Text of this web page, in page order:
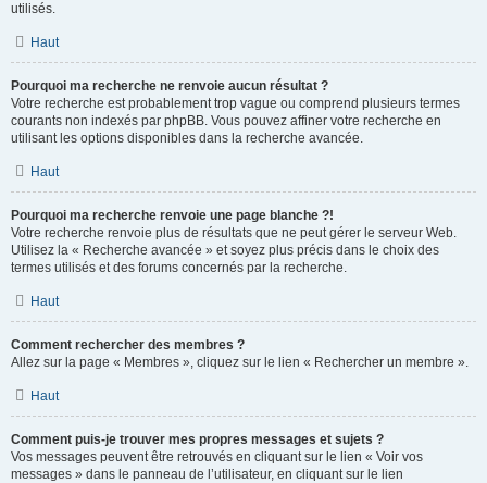
utilisés.
Haut
Pourquoi ma recherche ne renvoie aucun résultat ?
Votre recherche est probablement trop vague ou comprend plusieurs termes
courants non indexés par phpBB. Vous pouvez affiner votre recherche en
utilisant les options disponibles dans la recherche avancée.
Haut
Pourquoi ma recherche renvoie une page blanche ?!
Votre recherche renvoie plus de résultats que ne peut gérer le serveur Web.
Utilisez la « Recherche avancée » et soyez plus précis dans le choix des
termes utilisés et des forums concernés par la recherche.
Haut
Comment rechercher des membres ?
Allez sur la page « Membres », cliquez sur le lien « Rechercher un membre ».
Haut
Comment puis-je trouver mes propres messages et sujets ?
Vos messages peuvent être retrouvés en cliquant sur le lien « Voir vos
messages » dans le panneau de l’utilisateur, en cliquant sur le lien